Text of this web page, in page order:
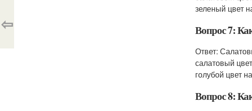
зеленый цвет
Вопрос 7:
Ответ:
салатовый
голубой цвет
Вопрос 8:
⇦